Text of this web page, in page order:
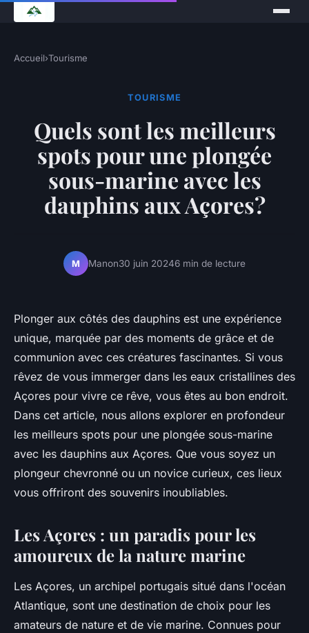
Accueil›Tourisme
TOURISME
Quels sont les meilleurs
spots pour une plongée
sous-marine avec les
dauphins aux Açores?
M Manon30 juin 20246 min de lecture
Plonger aux côtés des dauphins est une expérience
unique, marquée par des moments de grâce et de
communion avec ces créatures fascinantes. Si vous
rêvez de vous immerger dans les eaux cristallines des
Açores pour vivre ce rêve, vous êtes au bon endroit.
Dans cet article, nous allons explorer en profondeur
les meilleurs spots pour une plongée sous-marine
avec les dauphins aux Açores. Que vous soyez un
plongeur chevronné ou un novice curieux, ces lieux
vous offriront des souvenirs inoubliables.
Les Açores : un paradis pour les
amoureux de la nature marine
Les Açores, un archipel portugais situé dans l'océan
Atlantique, sont une destination de choix pour les
amateurs de nature et de vie marine. Connues pour